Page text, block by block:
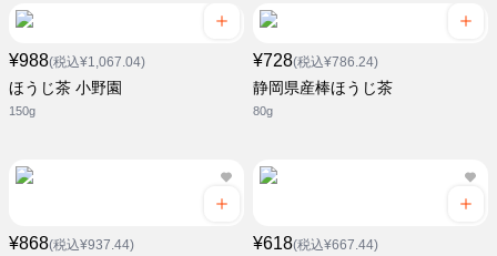
¥988(税込¥1,067.04)
ほうじ茶 小野園
150g
¥728(税込¥786.24)
静岡県産棒ほうじ茶
80g
¥868(税込¥937.44) ¥618(税込¥667.44)